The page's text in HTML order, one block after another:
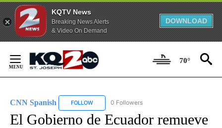
KQTV News
Breaking News Alerts
& Video On Demand
DOWNLOAD
Content
70°
CNN Spanish FOLLOW FOLLOW "CNN SPANISH" TO RECEIVE
0 Followers
El Gobierno de Ecuador remueve